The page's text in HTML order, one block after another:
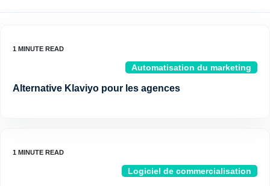
Automatisation du marketing
Alternative Klaviyo pour les agences
Logiciel de commercialisation